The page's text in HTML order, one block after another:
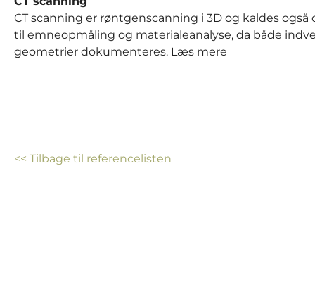
CT scanning er røntgenscanning i 3D og kaldes
til emneopmåling og materialeanalyse, da både
geometrier dokumenteres. Læs mere
<< Tilbage til referencelisten